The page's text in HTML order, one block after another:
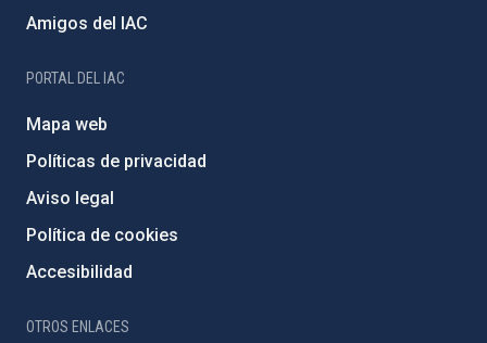
Amigos del IAC
PORTAL DEL IAC
Mapa web
Políticas de privacidad
Aviso legal
Política de cookies
Accesibilidad
OTROS ENLACES